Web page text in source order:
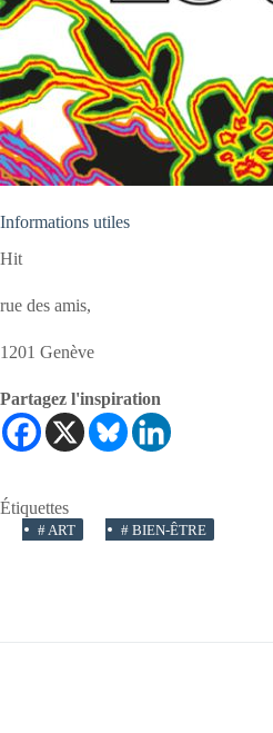
Informations utiles
Hit
rue des amis,
1201 Genève
Partagez l'inspiration
Étiquettes
# ART # BIEN-ÊTRE